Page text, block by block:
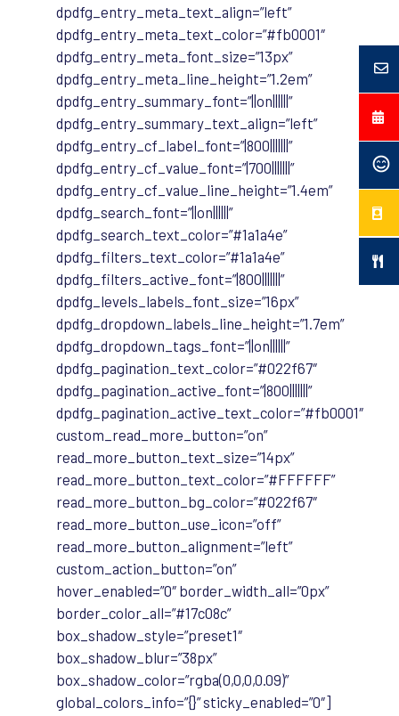
dpdfg_entry_meta_text_align=”left”
dpdfg_entry_meta_text_color=”#fb0001″
dpdfg_entry_meta_font_size=”13px”
dpdfg_entry_meta_line_height=”1.2em”
dpdfg_entry_summary_font=”||on||||||”
dpdfg_entry_summary_text_align=”left”
dpdfg_entry_cf_label_font=”|800|||||||”
dpdfg_entry_cf_value_font=”|700|||||||”
dpdfg_entry_cf_value_line_height=”1.4em”
dpdfg_search_font=”||on||||||”
dpdfg_search_text_color=”#1a1a4e”
dpdfg_filters_text_color=”#1a1a4e”
dpdfg_filters_active_font=”|800|||||||”
dpdfg_levels_labels_font_size=”16px”
dpdfg_dropdown_labels_line_height=”1.7em”
dpdfg_dropdown_tags_font=”||on||||||”
dpdfg_pagination_text_color=”#022f67″
dpdfg_pagination_active_font=”|800|||||||”
dpdfg_pagination_active_text_color=”#fb0001″
custom_read_more_button=”on”
read_more_button_text_size=”14px”
read_more_button_text_color=”#FFFFFF”
read_more_button_bg_color=”#022f67″
read_more_button_use_icon=”off”
read_more_button_alignment=”left”
custom_action_button=”on”
hover_enabled=”0″ border_width_all=”0px”
border_color_all=”#17c08c”
box_shadow_style=”preset1″
box_shadow_blur=”38px”
box_shadow_color=”rgba(0,0,0,0.09)”
global_colors_info=”{}” sticky_enabled=”0″]